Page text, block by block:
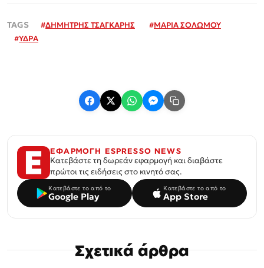
#ΔΗΜΗΤΡΗΣ ΤΣΑΓΚΑΡΗΣ #ΜΑΡΙΑ ΣΟΛΩΜΟΥ
#ΥΔΡΑ
ΕΦΑΡΜΟΓΗ ESPRESSO NEWS
Κατεβάστε τη δωρεάν εφαρμογή και διαβάστε
πρώτοι τις ειδήσεις στο κινητό σας.
Κατεβάστε το από το
Google Play
Κατεβάστε το από το
App Store
Σχετικά άρθρα